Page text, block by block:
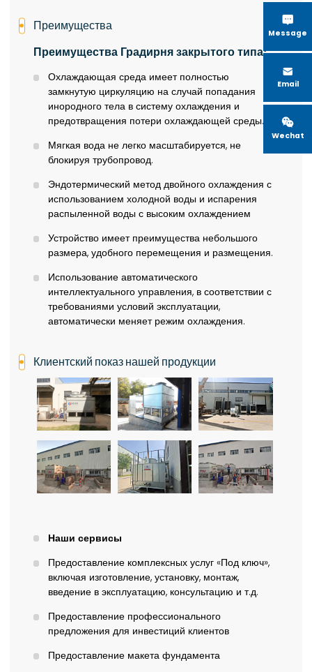

Message

Email

Wechat
Преимущества
Преимущества Градирня закрытого типа:
Охлаждающая среда имеет полностью
замкнутую циркуляцию на случай попадания
инородного тела в систему охлаждения и
предотвращения потери охлаждающей среды.
Мягкая вода не легко масштабируется, не
блокируя трубопровод.
Эндотермический метод двойного охлаждения с
использованием холодной воды и испарения
распыленной воды с высоким охлаждением
Устройство имеет преимущества небольшого
размера, удобного перемещения и размещения.
Использование автоматического
интеллектуального управления, в соответствии с
требованиями условий эксплуатации,
автоматически меняет режим охлаждения.
Клиентский показ нашей продукции
Наши сервисы
Предоставление комплексных услуг «Под ключ»,
включая изготовление, установку, монтаж,
введение в эксплуатацию, консультацию и т.д.
Предоставление профессионального
предложения для инвестиций клиентов
Предоставление макета фундамента